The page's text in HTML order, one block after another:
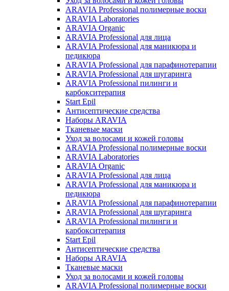
ARAVIA Professional полимерные воски
ARAVIA Laboratories
ARAVIA Organic
ARAVIA Professional для лица
ARAVIA Professional для маникюра и
педикюра
ARAVIA Professional для парафинотерапии
ARAVIA Professional для шугаринга
ARAVIA Professional пилинги и
карбокситерапия
Start Epil
Антисептические средства
Наборы ARAVIA
Тканевые маски
Уход за волосами и кожей головы
ARAVIA Professional полимерные воски
ARAVIA Laboratories
ARAVIA Organic
ARAVIA Professional для лица
ARAVIA Professional для маникюра и
педикюра
ARAVIA Professional для парафинотерапии
ARAVIA Professional для шугаринга
ARAVIA Professional пилинги и
карбокситерапия
Start Epil
Антисептические средства
Наборы ARAVIA
Тканевые маски
Уход за волосами и кожей головы
ARAVIA Professional полимерные воски